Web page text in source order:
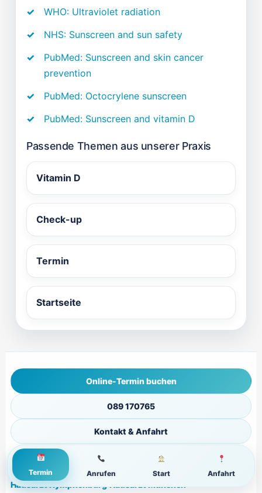
Termin Anrufen Start Anfahrt
WHO: Ultraviolet radiation
NHS: Sunscreen and sun safety
PubMed: Sunscreen and skin cancer
prevention
PubMed: Octocrylene sunscreen
PubMed: Sunscreen and vitamin D
Passende Themen aus unserer Praxis
Vitamin D
Check-up
Termin
Startseite
Online-Termin buchen
089 170765
Kontakt & Anfahrt
Stadtteil-Schnellzugriff
Hausarzt Nymphenburg·Hausarzt München